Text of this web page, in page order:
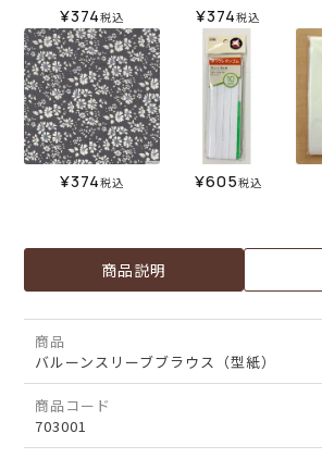
¥374税込 ¥374税込
¥374税込 ¥605税込
商品説明
商品
バルーンスリーブブラウス（型紙）
商品コード
703001